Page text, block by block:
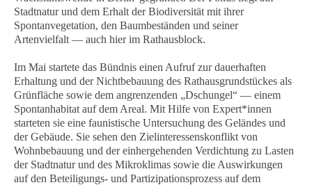
Stadtnatur und dem Erhalt der Biodiversität mit ihrer
Spontanvegetation, den Baumbeständen und seiner
Artenvielfalt — auch hier im Rathausblock.
Im Mai startete das Bündnis einen Aufruf zur dauerhaften
Erhaltung und der Nichtbebauung des Rathausgrundstückes als
Grünfläche sowie dem angrenzenden „Dschungel“ — einem
Spontanhabitat auf dem Areal. Mit Hilfe von Expert*innen
starteten sie eine faunistische Untersuchung des Geländes und
der Gebäude. Sie sehen den Zielinteressenskonflikt von
Wohnbebauung und der einhergehenden Verdichtung zu Lasten
der Stadtnatur und des Mikroklimas sowie die Auswirkungen
auf den Beteiligungs- und Partizipationsprozess auf dem